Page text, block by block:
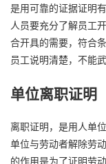
是用可靠的证据证明
人员要充分了解员工
合开具的需要，符合
员工说明清楚，不能武
单位离职证明
离职证明，是用人单
单位与劳动者解除劳
的作用是为了证明劳